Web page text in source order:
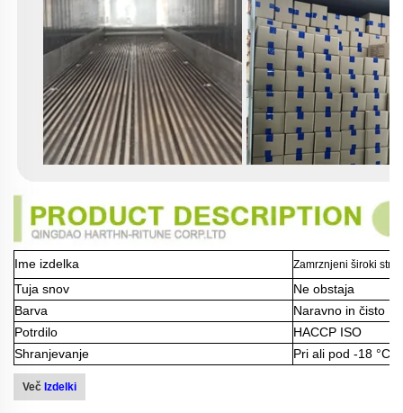
Ime izdelka Zamrznjeni široki
Tuja snov
Ne obstaja
Barva
Naravno in čisto
Potrdilo
HACCP ISO
Shranjevanje
Pri ali pod -18 °C
Več Izdelki